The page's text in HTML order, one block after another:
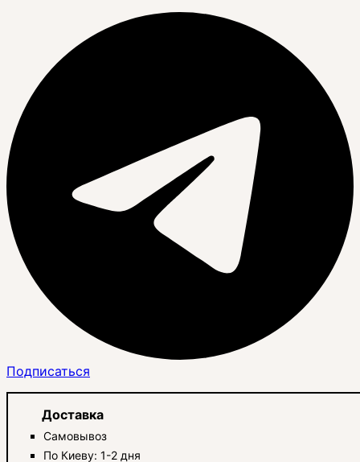
Подписаться
Доставка
Самовывоз
По Киеву: 1-2 дня